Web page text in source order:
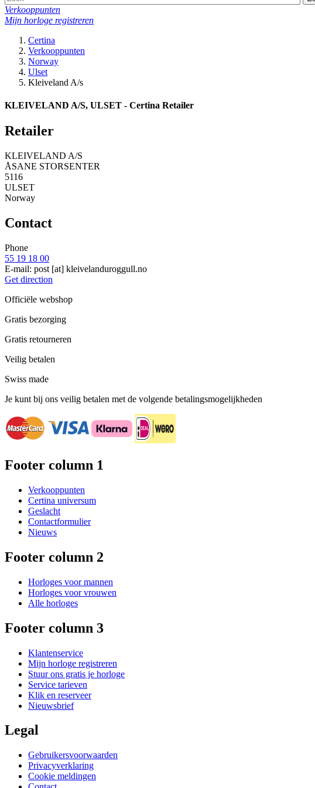
Verkooppunten
Mijn horloge registreren
Certina
Verkooppunten
Norway
Ulset
Kleiveland A/s
KLEIVELAND A/S, ULSET - Certina Retailer
Retailer
KLEIVELAND A/S
ÅSANE STORSENTER
5116
ULSET
Norway
Contact
Phone
55 19 18 00
E-mail: post [at] kleivelanduroggull.no
Get direction
Officiële webshop
Gratis bezorging
Gratis retourneren
Veilig betalen
Swiss made
Je kunt bij ons veilig betalen met de volgende betalingsmogelijkheden
Footer column 1
Verkooppunten
Certina universum
Geslacht
Contactformulier
Nieuws
Footer column 2
Horloges voor mannen
Horloges voor vrouwen
Alle horloges
Footer column 3
Klantenservice
Mijn horloge registreren
Stuur ons gratis je horloge
Service tarieven
Klik en reserveer
Nieuwsbrief
Legal
Gebruikersvoorwaarden
Privacyverklaring
Cookie meldingen